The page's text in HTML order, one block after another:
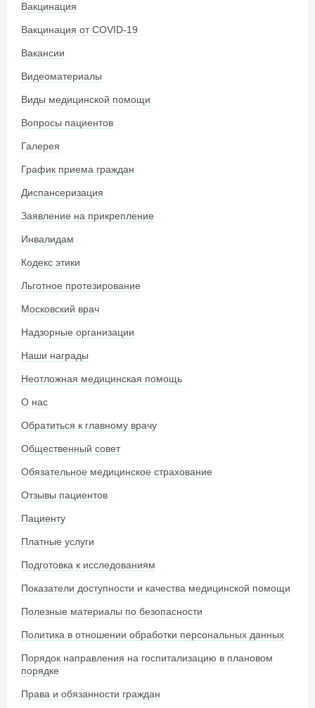
Вакцинация
Вакцинация от COVID-19
Вакансии
Видеоматериалы
Виды медицинской помощи
Вопросы пациентов
Галерея
График приема граждан
Диспансеризация
Заявление на прикрепление
Инвалидам
Кодекс этики
Льготное протезирование
Московский врач
Надзорные организации
Наши награды
Неотложная медицинская помощь
О нас
Обратиться к главному врачу
Общественный совет
Обязательное медицинское страхование
Отзывы пациентов
Пациенту
Платные услуги
Подготовка к исследованиям
Показатели доступности и качества медицинской помощи
Полезные материалы по безопасности
Политика в отношении обработки персональных данных
Порядок направления на госпитализацию в плановом
порядке
Права и обязанности граждан